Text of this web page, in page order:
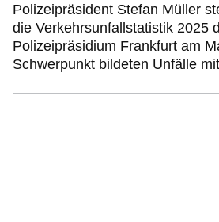
Polizeipräsident Stefan Müller
die Verkehrsunfallstatistik 2025
Polizeipräsidium Frankfurt am
Schwerpunkt bildeten Unfälle